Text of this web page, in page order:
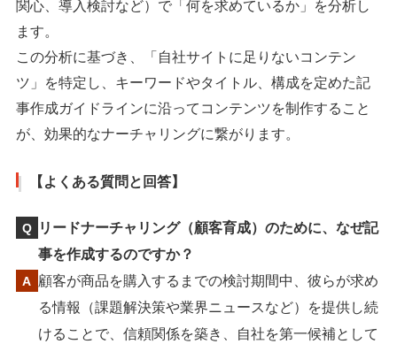
関心、導入検討など）で「何を求めているか」を分析し
ます。
この分析に基づき、「自社サイトに足りないコンテン
ツ」を特定し、キーワードやタイトル、構成を定めた記
事作成ガイドラインに沿ってコンテンツを制作すること
が、効果的なナーチャリングに繋がります。
【よくある質問と回答】
リードナーチャリング（顧客育成）のために、なぜ記
事を作成するのですか？
顧客が商品を購入するまでの検討期間中、彼らが求め
る情報（課題解決策や業界ニュースなど）を提供し続
けることで、信頼関係を築き、自社を第一候補として